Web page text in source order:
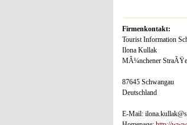
Firmenkontakt:
Tourist Information
Ilona Kullak
MÃ¼nchener
87645 Schwangau
Deutschland
E-Mail: